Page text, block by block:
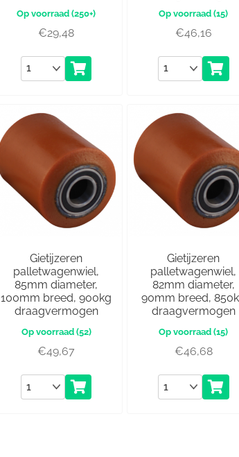
(250+)
€29,48
Aantal
(15)
€46,16
Aantal
Gietijzeren
palletwagenwiel,
85mm diameter,
100mm breed, 900kg
draagvermogen
(52)
€49,67
Aantal
Gietijzeren
palletwagenwiel,
82mm diameter,
90mm breed,
draagvermogen
(15)
€46,68
Aantal